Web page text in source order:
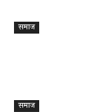
समाज
समाज